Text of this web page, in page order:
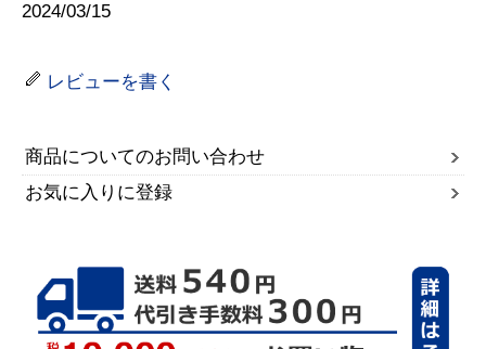
2024/03/15
レビューを書く
商品についてのお問い合わせ
お気に入りに登録